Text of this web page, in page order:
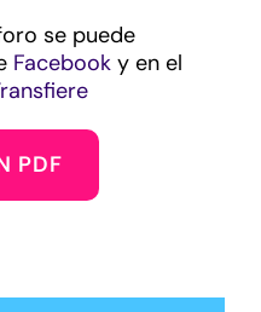
se puede
Facebook y en el
PDF